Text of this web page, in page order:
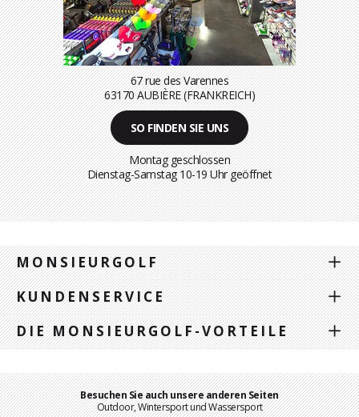
67 rue des Varennes
63170 AUBIÈRE (FRANKREICH)
SO FINDEN SIE UNS
Montag geschlossen
Dienstag-Samstag 10-19 Uhr geöffnet
MONSIEURGOLF
KUNDENSERVICE
DIE MONSIEURGOLF-VORTEILE
Besuchen Sie auch unsere anderen Seiten
Outdoor, Wintersport und Wassersport